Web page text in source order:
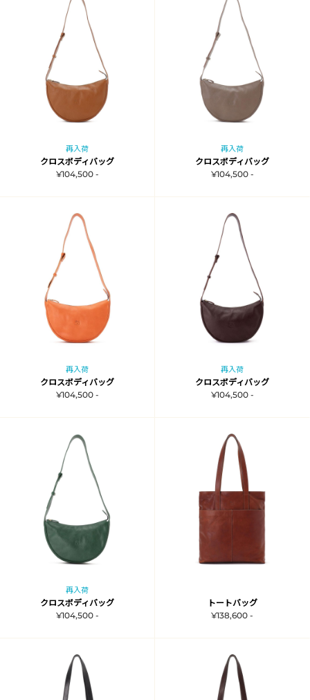
再入荷
クロスボディバッグ
¥104,500 -
再入荷
クロスボディバッグ
¥104,500 -
再入荷
クロスボディバッグ
¥104,500 -
再入荷
クロスボディバッグ
¥104,500 -
再入荷
クロスボディバッグ
¥104,500 -
トートバッグ
¥138,600 -